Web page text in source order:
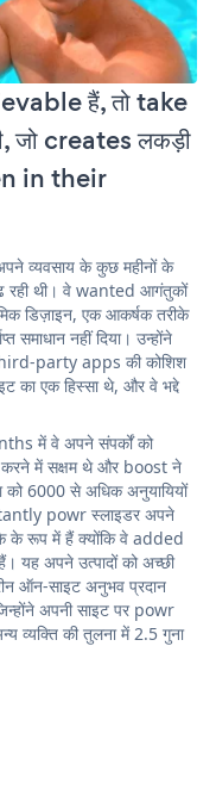
हैं, तो take
जो creates लकड़ी
in their
व्यवसाय के कुछ महीनों के
रही थी। वे wanted आगंतुकों
डिज़ाइन, एक आकर्षक तरीके
नहीं दिया। उन्होंने
party apps की कोशिश
का एक हिस्सा थे, और वे भद्दे
में वे अपने संपर्कों को
में सक्षम थे और boost ने
6000 से अधिक अनुयायियों
powr स्लाइडर अपने
के रूप में हैं क्योंकि वे added
यह अपने उत्पादों को अच्छी
ऑन-साइट अनुभव प्रदान
अपनी साइट पर powr
व्यक्ति की तुलना में 2.5 गुना